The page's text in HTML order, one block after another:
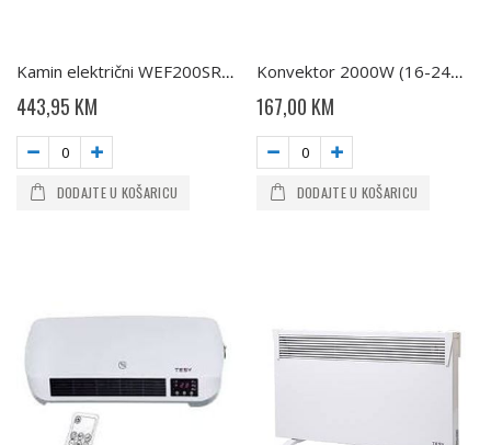
Kamin električni WEF200SRLW TR TESY
443,95 KM
DODAJTE U KOŠARICU
Konvektor 2000W (16-24m2) IP24 (CN03 200 MIS F) TESY
167,00 KM
DODAJTE U KOŠARICU